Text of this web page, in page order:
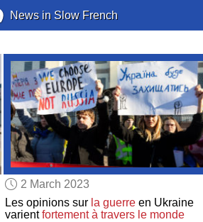
News in Slow French
2 March 2023
Les opinions sur la guerreen Ukraine
varientfortement à travers le monde